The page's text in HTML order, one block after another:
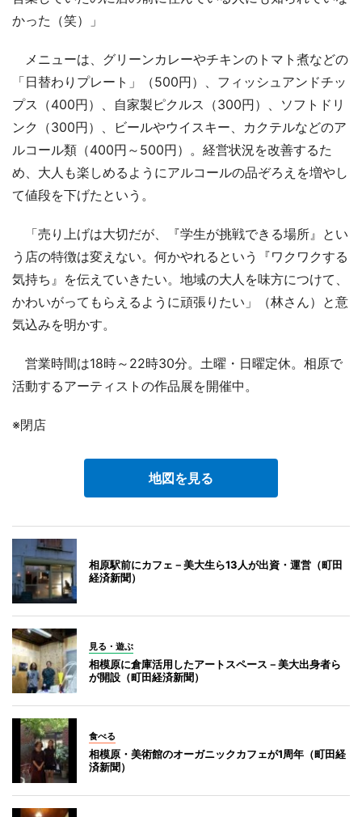
かった（笑）」
メニューは、グリーンカレーやチキンのトマト煮などの
「日替わりプレート」（500円）、フィッシュアンドチッ
プス（400円）、自家製ピクルス（300円）、ソフトドリ
ンク（300円）、ビールやウイスキー、カクテルなどのア
ルコール類（400円～500円）。経営状況を改善するた
め、大人も楽しめるようにアルコールの品ぞろえを増やし
て値段を下げたという。
「売り上げは大切だが、『学生が挑戦できる場所』とい
う店の特徴は変えない。何かやれるという『ワクワクする
気持ち』を伝えていきたい。地域の大人を味方につけて、
かわいがってもらえるように頑張りたい」（林さん）と意
気込みを明かす。
営業時間は18時～22時30分。土曜・日曜定休。相原で
活動するアーティストの作品展を開催中。
※閉店
地図を見る
相原駅前にカフェ－美大生ら13人が出資・運営（町田
経済新聞）
見る・遊ぶ
相模原に倉庫活用したアートスペース－美大出身者ら
が開設（町田経済新聞）
食べる
相模原・美術館のオーガニックカフェが1周年（町田経
済新聞）